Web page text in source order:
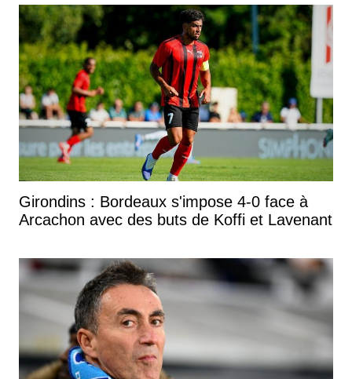
Girondins : Bordeaux s'impose 4-0 face à
Arcachon avec des buts de Koffi et Lavenant